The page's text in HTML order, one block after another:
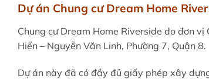
Dự án Chung cư Dream Home
Chung cư Dream Home Riverside do đơn
Hiển – Nguyễn Văn Linh, Phường 7, Quận 8.
Dự án này đã có đầy đủ giấy phép xây